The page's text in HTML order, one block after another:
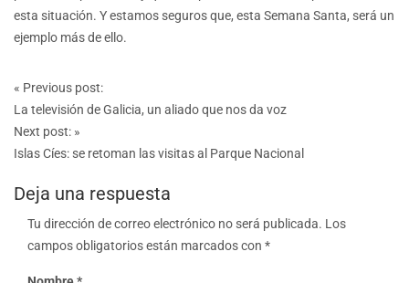
esta situación. Y estamos seguros que, esta Semana Santa, será un
ejemplo más de ello.
Post
navigation
« Previous post:
La televisión de Galicia, un aliado que nos da voz
Next post: »
Islas Cíes: se retoman las visitas al Parque Nacional
Deja una respuesta
Tu dirección de correo electrónico no será publicada. Los
campos obligatorios están marcados con *